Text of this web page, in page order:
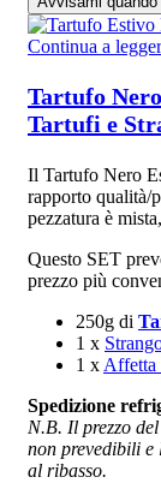
Continua a
Tartufo
Tartufi e
Il Tartufo Nero
rapporto qualità/
pezzatura è
Questo SET
prezzo più
250g di
1 x
1 x Affetta
Spedizione
N.B. Il prezzo
non prevedibili e
al ribasso.